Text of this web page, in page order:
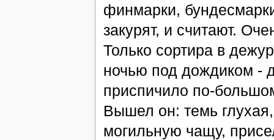
финмарки,
закурят, и считают.
Только сортира в
ночью под дождиком -
приспичило по-
Вышел он: темь
могильную чащу,